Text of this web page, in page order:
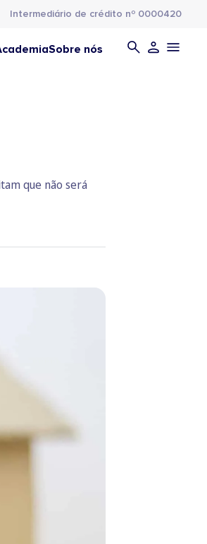
Intermediário de crédito nº 0000420
Sobre nós
que não será